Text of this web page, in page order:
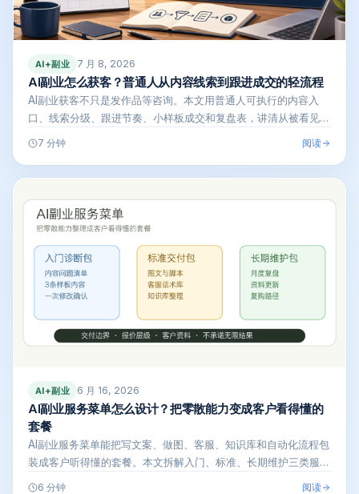
AI+副业 7 月 8, 2026
AI副业怎么获客？普通人从内容线索到跟进成交的轻流程
AI副业获客不只是发作品等咨询。本文用普通人可执行的内容入
口、线索分级、跟进节奏、小样板成交和复盘表，讲清从被看见到
7 分钟 阅读
AI+副业 6 月 16, 2026
AI副业服务菜单怎么设计？把零散能力变成客户看得懂的
套餐
AI副业服务菜单能把写文案、做图、客服、知识库和自动化流程包
装成客户听得懂的套餐。本文拆解入门、标准、长期维护三类服务
6 分钟 阅读